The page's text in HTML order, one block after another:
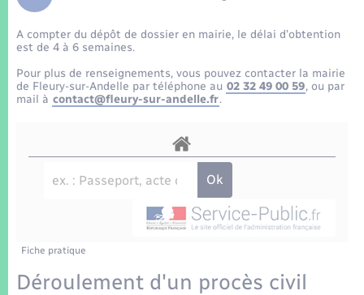
Etat-civil - Papiers - Citoyenneté
Mariage – PACS
Parrainage civil
Logement - Urbanisme
Nouvel habitant
Organisation d’événement
Transports scolaires
Travaux - Autorisation d’occupation de l’espace
public
Compétences
Plan interactif
La Communauté de communes
A compter du dépôt de dossier en mairie, le délai d’obtention
est de 4 à 6 semaines.
Pour plus de renseignements, vous pouvez contacter la mairie
de Fleury-sur-Andelle par téléphone au 02 32 49 00 59, ou par
mail à contact@fleury-sur-andelle.fr.
Fiche pratique
Déroulement d'un procès civil